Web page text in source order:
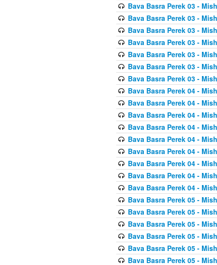
Bava Basra Perek 03 -
Bava Basra Perek 03 -
Bava Basra Perek 03 -
Bava Basra Perek 03 -
Bava Basra Perek 03 -
Bava Basra Perek 03 -
Bava Basra Perek 03 -
Bava Basra Perek 04 -
Bava Basra Perek 04 -
Bava Basra Perek 04 -
Bava Basra Perek 04 -
Bava Basra Perek 04 -
Bava Basra Perek 04 -
Bava Basra Perek 04 -
Bava Basra Perek 04 -
Bava Basra Perek 04 -
Bava Basra Perek 05 -
Bava Basra Perek 05 -
Bava Basra Perek 05 -
Bava Basra Perek 05 -
Bava Basra Perek 05 -
Bava Basra Perek 05 -